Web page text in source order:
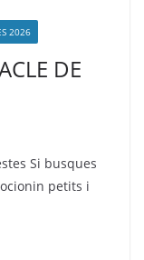
2026
DE
Si busques
petits i